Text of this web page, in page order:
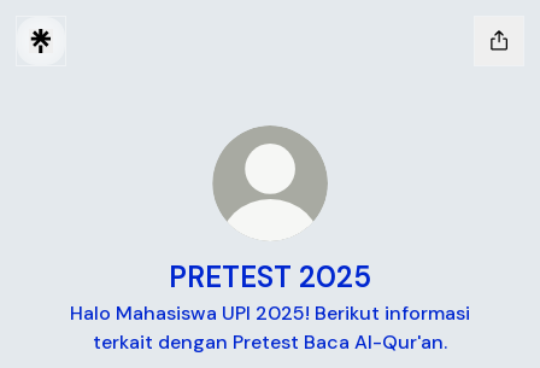
PRETEST 2025
Halo Mahasiswa UPI 2025! Berikut informasi
terkait dengan Pretest Baca Al-Qur'an.